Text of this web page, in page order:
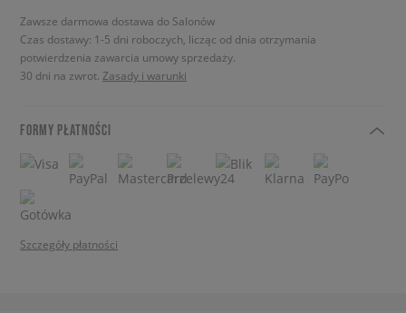
Zawsze darmowa dostawa do Salonów
Czas dostawy: 1-5 dni roboczych, licząc od dnia otrzymania
potwierdzenia zawarcia umowy sprzedaży.
30 dni na zwrot. Zasady i warunki
FORMY PŁATNOŚCI
Szczegóły płatności